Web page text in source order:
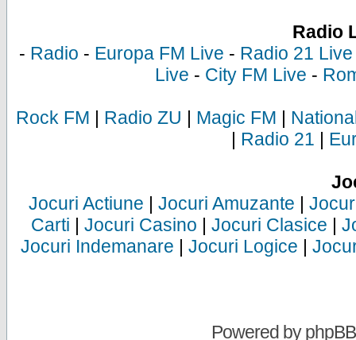
Radio
- Radio - Europa FM Live - Radio 21 Live
Live - City FM Live -
Rock FM | Radio ZU | Magic FM |
| Radio 21 |
Jocuri Actiune | Jocuri Amuzante |
Carti | Jocuri Casino | Jocuri Clasice |
Jocuri Indemanare | Jocuri Logice |
Powered byphpBB